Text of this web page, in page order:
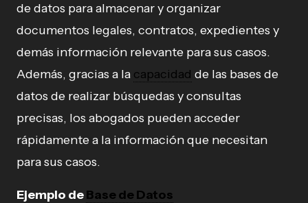
de datos para almacenar y organizar
documentos legales, contratos, expedientes y
demás información relevante para sus casos.
Además, gracias a la capacidad de las bases de
datos de realizar búsquedas y consultas
precisas, los abogados pueden acceder
rápidamente a la información que necesitan
para sus casos.
Ejemplo deBase de Datos